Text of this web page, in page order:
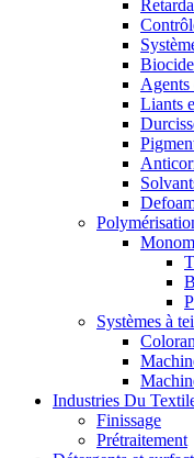
Agents
Liants
Systèmes à
Industries Du
Finissage
Prétraitement